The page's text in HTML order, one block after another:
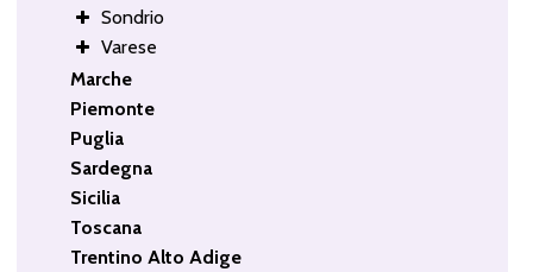
Sondrio
Varese
Marche
Piemonte
Puglia
Sardegna
Sicilia
Toscana
Trentino Alto Adige